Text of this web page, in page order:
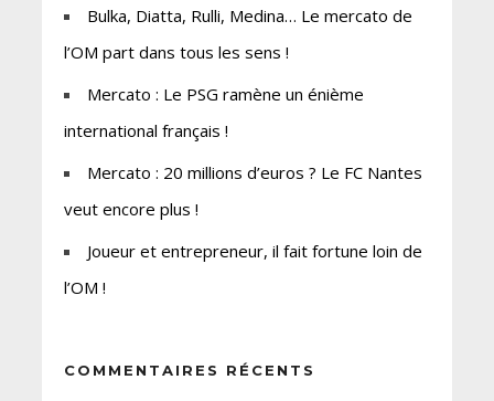
Bulka, Diatta, Rulli, Medina… Le mercato de
l’OM part dans tous les sens !
Mercato : Le PSG ramène un énième
international français !
Mercato : 20 millions d’euros ? Le FC Nantes
veut encore plus !
Joueur et entrepreneur, il fait fortune loin de
l’OM !
COMMENTAIRES RÉCENTS